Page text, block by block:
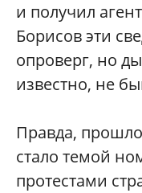
и получил
Борисов эти
опроверг, но
известно, не
Правда,
стало темой
протестами